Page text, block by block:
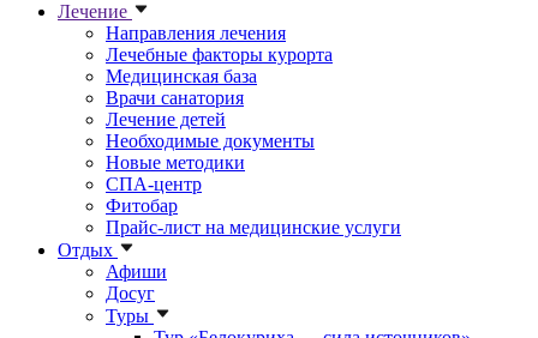
Лечение
Направления лечения
Лечебные факторы курорта
Медицинская база
Врачи санатория
Лечение детей
Необходимые документы
Новые методики
СПА-центр
Фитобар
Прайс-лист на медицинские услуги
Отдых
Афиши
Досуг
Туры